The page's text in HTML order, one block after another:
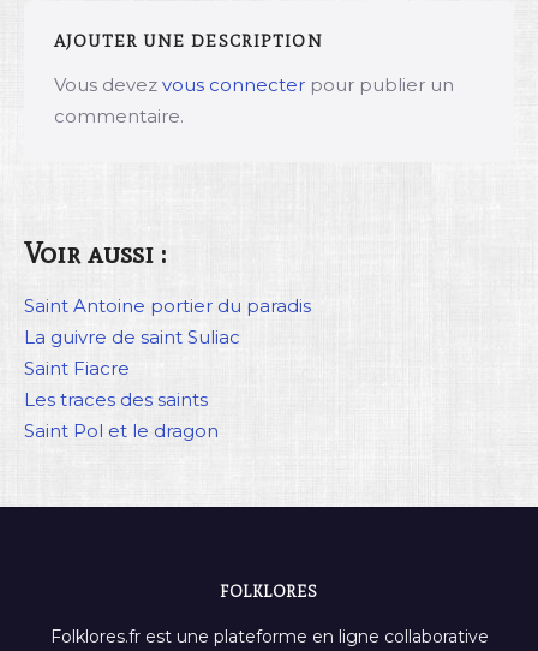
AJOUTER UNE DESCRIPTION
Vous devez vous connecter pour publier un
commentaire.
Voir aussi :
Saint Antoine portier du paradis
La guivre de saint Suliac
Saint Fiacre
Les traces des saints
Saint Pol et le dragon
FOLKLORES
Folklores.fr est une plateforme en ligne collaborative